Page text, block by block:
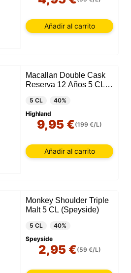
Añadir al carrito
Macallan Double Cask
Reserva 12 Años 5 CL
5 CL
40%
Highland
9,95 €(199 €/L)
Añadir al carrito
Monkey Shoulder Triple
Malt 5 CL (Speyside)
5 CL
40%
Speyside
2,95 €(59 €/L)